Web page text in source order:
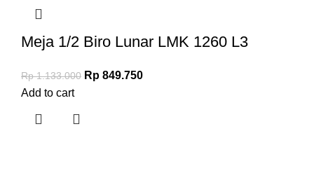
Meja 1/2 Biro Lunar LMK 1260 L3
Rp1.133.000 Rp 849.750
Add to cart